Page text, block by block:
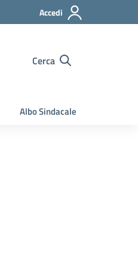
Accedi
Cerca
Albo Sindacale